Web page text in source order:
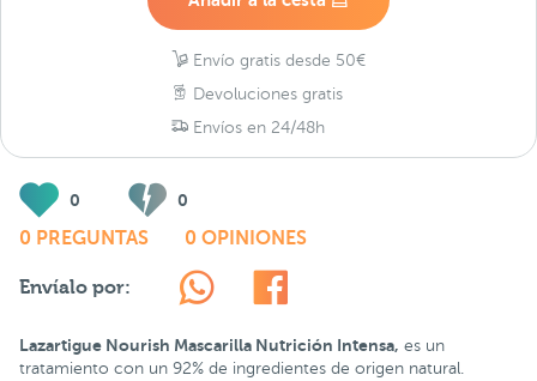
Envío gratis desde 50€
Devoluciones gratis
Envíos en 24/48h
0 0
0 PREGUNTAS 0 OPINIONES
Envíalo por:
Lazartigue Nourish Mascarilla Nutrición Intensa, es un
tratamiento con un 92% de ingredientes de origen natural.